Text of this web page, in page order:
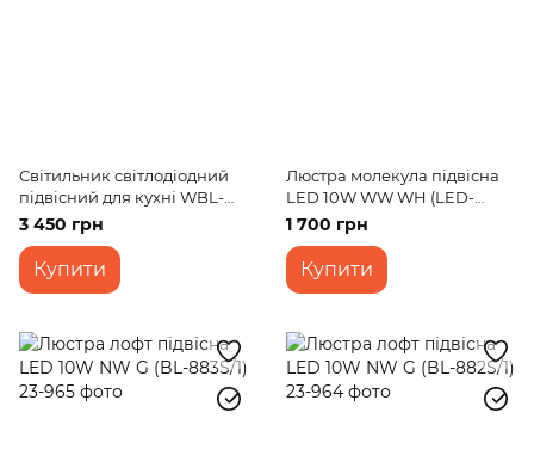
Світильник світлодіодний
підвісний для кухні WBL-
16S/36W NW WH
3 450 грн
Купити
Люстра молекула підвісна
LED 10W WW WH (LED-
231S/1)
1 700 грн
Купити